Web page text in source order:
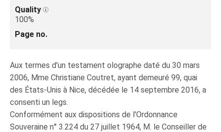
Quality
100%
Page no.
Aux termes d'un testament olographe daté du 30 mars
2006, Mme Christiane Coutret, ayant demeuré 99, quai
des États-Unis à Nice, décédée le 14 septembre 2016, a
consenti un legs.
Conformément aux dispositions de l'Ordonnance
Souveraine n° 3.224 du 27 juillet 1964, M. le Conseiller de